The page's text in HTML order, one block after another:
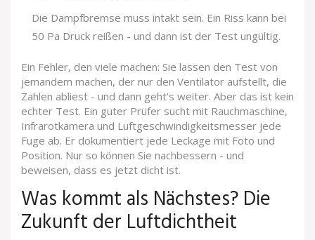
Die Dampfbremse muss intakt sein. Ein Riss kann bei
50 Pa Druck reißen - und dann ist der Test ungültig.
Ein Fehler, den viele machen: Sie lassen den Test von
jemandem machen, der nur den Ventilator aufstellt, die
Zahlen abliest - und dann geht’s weiter. Aber das ist kein
echter Test. Ein guter Prüfer sucht mit Rauchmaschine,
Infrarotkamera und Luftgeschwindigkeitsmesser jede
Fuge ab. Er dokumentiert jede Leckage mit Foto und
Position. Nur so können Sie nachbessern - und
beweisen, dass es jetzt dicht ist.
Was kommt als Nächstes? Die
Zukunft der Luftdichtheit